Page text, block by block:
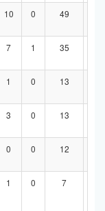
10 0 49
7 1 35
1 0 13
3 0 13
0 0 12
1 0 7